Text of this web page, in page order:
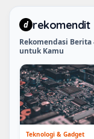
d rekomendit
Rekomendasi
untuk Kamu
Teknologi & Gadget